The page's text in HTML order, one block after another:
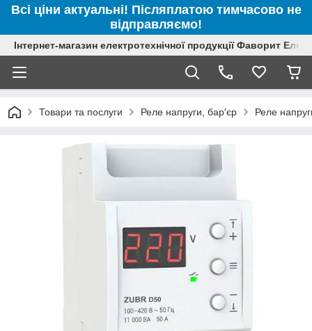
Всі ціни актуальні! Післяплатою тимчасово не
відправляємо!
Інтернет-магазин електротехнічної продукції Фаворит
Товари та послуги Реле напруги, бар'єр Реле